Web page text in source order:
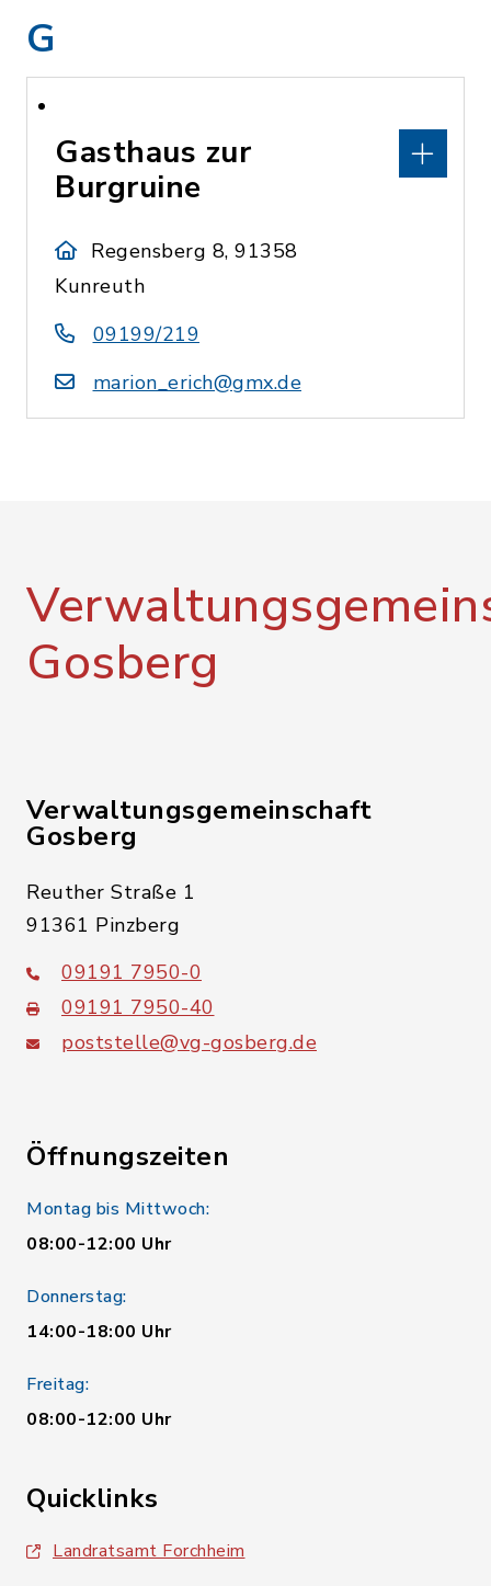
G
Gasthaus zur
Burgruine
Regensberg 8, 91358
Kunreuth
09199/219
marion_erich@gmx.de
Gosberg
Verwaltungsgemeinschaft
Gosberg
Reuther Straße 1
91361 Pinzberg
09191 7950-0
09191 7950-40
poststelle@vg-gosberg.de
Öffnungszeiten
Montag bis Mittwoch:
08:00-12:00 Uhr
Donnerstag:
14:00-18:00 Uhr
Freitag:
08:00-12:00 Uhr
Quicklinks
Landratsamt Forchheim